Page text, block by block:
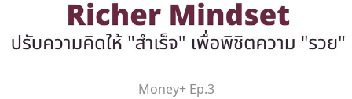
Money+ Ep.3